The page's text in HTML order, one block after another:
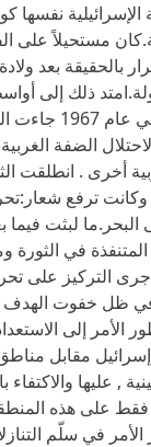
نفسها
مستحيلاً على
بالحقيقة بعد
ذلك إلى
الستينيات.في
لاحتلال الضفة
أخرى . انطلقت
وكانت ترفع
البحر.ما لبثت فيما
في الثورة
جرى التركيز على
1967 في ظل خفوت
الأمر إلى
, عليها والاكتفاء
فقط على هذه
في سلّم